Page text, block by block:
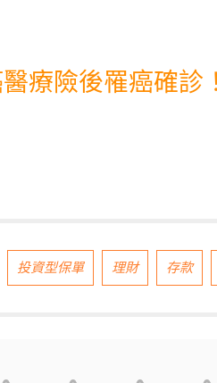
療險後罹癌確診
投資型保單 理財 存款